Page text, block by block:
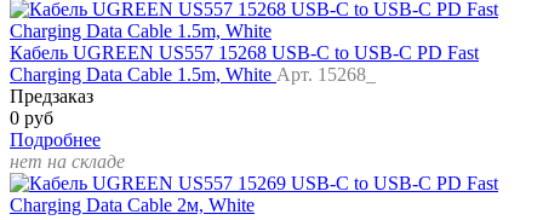
Кабель UGREEN US557 15268 USB-C to USB-C PD Fast
Charging Data Cable 1.5m, White Арт. 15268_
Предзаказ
0 руб
Подробнее
нет на складе